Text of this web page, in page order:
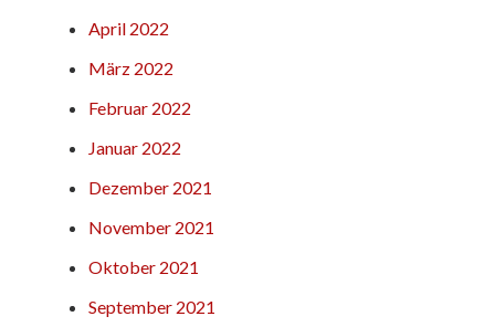
April 2022
März 2022
Februar 2022
Januar 2022
Dezember 2021
November 2021
Oktober 2021
September 2021